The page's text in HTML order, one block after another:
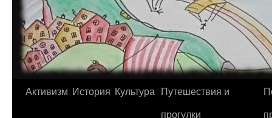
Активизм История Культура Путешествия и
прогулки